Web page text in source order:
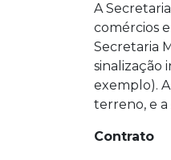
A
comércios
Secretaria
sinalização
exemplo).
terreno, e a
Contrato